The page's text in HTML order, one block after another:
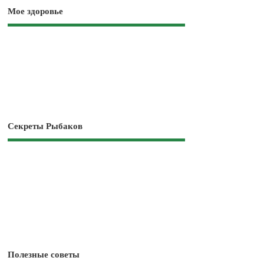
Мое здоровье
Секреты Рыбаков
Полезные советы